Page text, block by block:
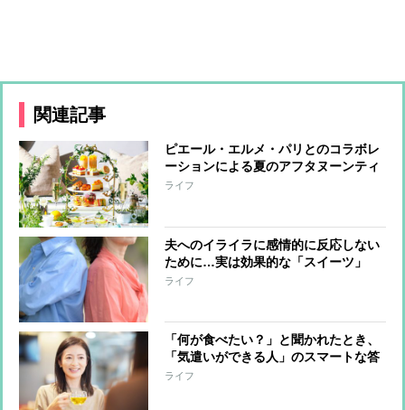
関連記事
ピエール・エルメ・パリとのコラボレ
ーションによる夏のアフタヌーンティ
ーが開催
ライフ
夫へのイライラに感情的に反応しない
ために…実は効果的な「スイーツ」
「冷たい飲み物」
ライフ
「何が食べたい？」と聞かれたとき、
「気遣いができる人」のスマートな答
え方
ライフ